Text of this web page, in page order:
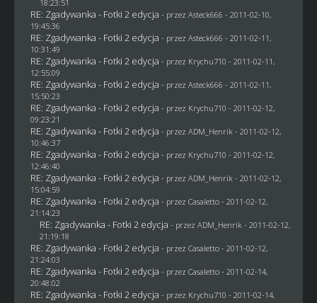
18:23:51
RE: Zgadywanka - Fotki 2 edycja - przez Asteck666 - 2011-02-10,
19:45:36
RE: Zgadywanka - Fotki 2 edycja - przez Asteck666 - 2011-02-11,
10:31:49
RE: Zgadywanka - Fotki 2 edycja - przez Krychu710 - 2011-02-11,
12:55:09
RE: Zgadywanka - Fotki 2 edycja - przez Asteck666 - 2011-02-11,
15:50:23
RE: Zgadywanka - Fotki 2 edycja - przez Krychu710 - 2011-02-12,
09:23:21
RE: Zgadywanka - Fotki 2 edycja - przez ADM_Henrik - 2011-02-12,
10:46:37
RE: Zgadywanka - Fotki 2 edycja - przez Krychu710 - 2011-02-12,
12:46:40
RE: Zgadywanka - Fotki 2 edycja - przez ADM_Henrik - 2011-02-12,
15:04:59
RE: Zgadywanka - Fotki 2 edycja - przez Casaletto- 2011-02-12,
21:14:23
RE: Zgadywanka - Fotki 2 edycja - przez ADM_Henrik - 2011-02-12,
21:19:18
RE: Zgadywanka - Fotki 2 edycja - przez Casaletto- 2011-02-12,
21:24:03
RE: Zgadywanka - Fotki 2 edycja - przez Casaletto- 2011-02-14,
20:48:02
RE: Zgadywanka - Fotki 2 edycja - przez Krychu710 - 2011-02-14,